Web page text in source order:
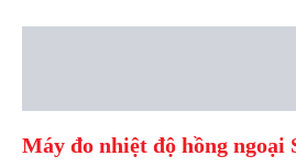
Máy đo nhiệt độ hồng ngoại